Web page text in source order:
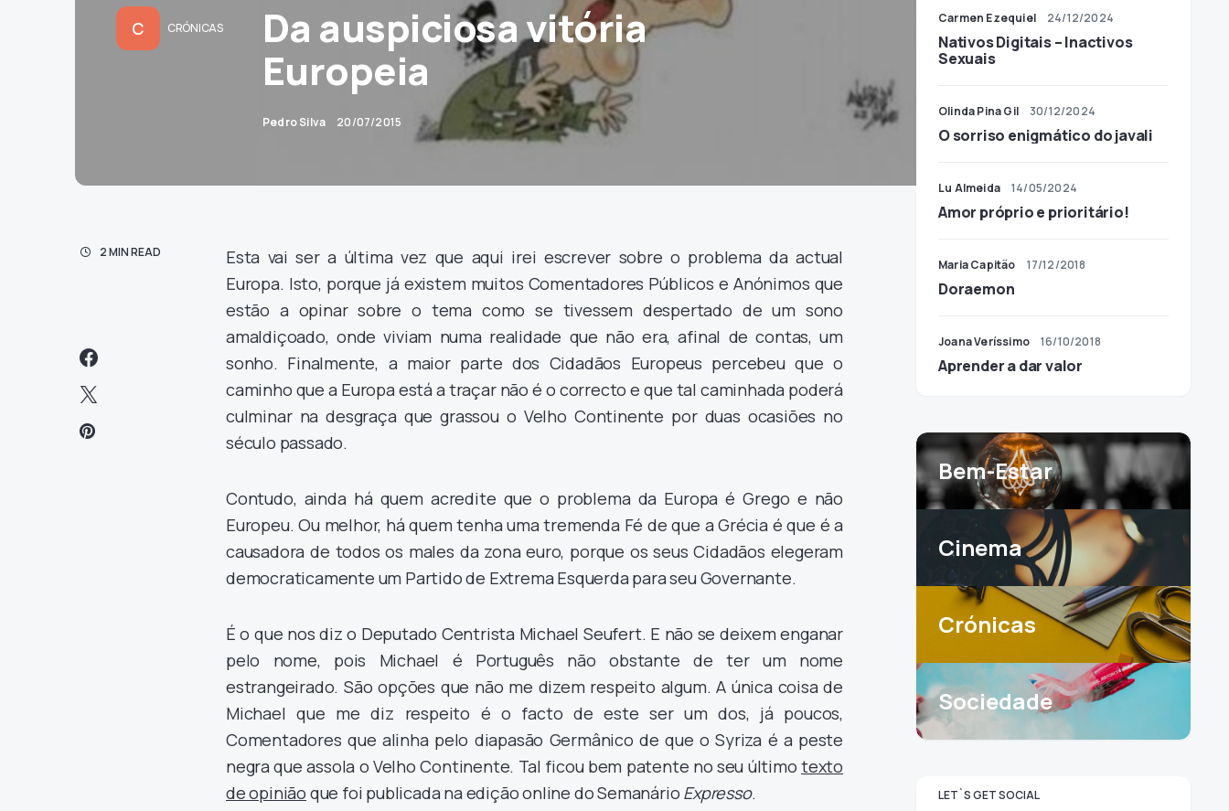
C CRÓNICAS
Da auspiciosa vitória
Europeia
Pedro Silva 20/07/2015
2 MIN READ
Esta vai ser a última vez que aqui irei escrever sobre o problema da actual
Europa. Isto, porque já existem muitos Comentadores Públicos e Anónimos que
estão a opinar sobre o tema como se tivessem despertado de um sono
amaldiçoado, onde viviam numa realidade que não era, afinal de contas, um
sonho. Finalmente, a maior parte dos Cidadãos Europeus percebeu que o
caminho que a Europa está a traçar não é o correcto e que tal caminhada poderá
culminar na desgraça que grassou o Velho Continente por duas ocasiões no
século passado.
Contudo, ainda há quem acredite que o problema da Europa é Grego e não
Europeu. Ou melhor, há quem tenha uma tremenda Fé de que a Grécia é que é a
causadora de todos os males da zona euro, porque os seus Cidadãos elegeram
democraticamente um Partido de Extrema Esquerda para seu Governante.
É o que nos diz o Deputado Centrista Michael Seufert. E não se deixem enganar
pelo nome, pois Michael é Português não obstante de ter um nome
estrangeirado. São opções que não me dizem respeito algum. A única coisa de
Michael que me diz respeito é o facto de este ser um dos, já poucos,
Comentadores que alinha pelo diapasão Germânico de que o Syriza é a peste
negra que assola o Velho Continente. Tal ficou bem patente no seu último texto
de opinião que foi publicada na edição online do Semanário Expresso.
Carmen Ezequiel 24/12/2024
Nativos Digitais – Inactivos
Sexuais
Olinda Pina Gil 30/12/2024
O sorriso enigmático do javali
Lu Almeida 14/05/2024
Amor próprio e prioritário!
Maria Capitão 17/12/2018
Doraemon
Joana Veríssimo 16/10/2018
Aprender a dar valor
Bem-Estar
Cinema
Crónicas
Sociedade
LET`S GET SOCIAL